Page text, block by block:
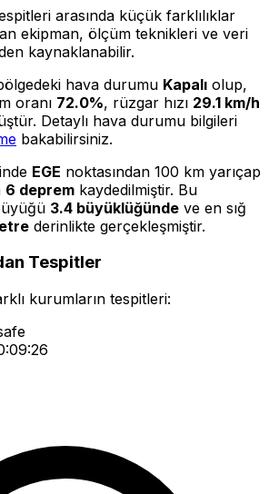
arasında küçük farklılıklar
ekipman, ölçüm teknikleri ve veri
kaynaklanabilir.
hava durumu Kapalı olup,
oranı 72.0%, rüzgar hızı 29.1 km/h
Detaylı hava durumu bilgileri
bakabilirsiniz.
EGE noktasından 100 km yarıçap
6 deprem kaydedilmiştir. Bu
3.4 büyüklüğünde ve en sığ
derinlikte gerçekleşmiştir.
Tespitler
kurumların tespitleri: